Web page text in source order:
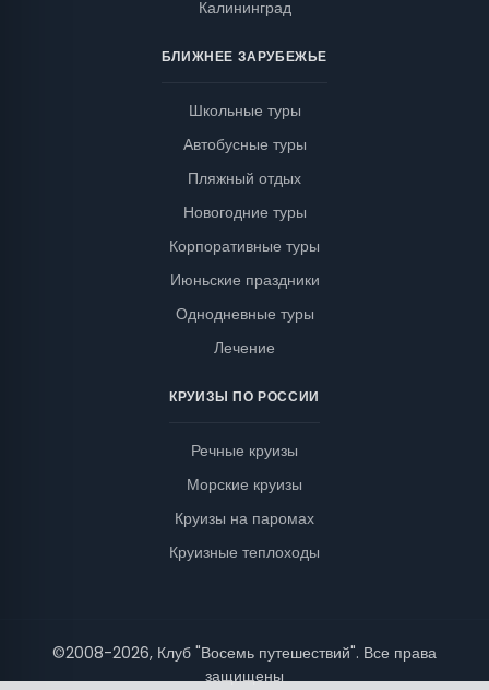
Калининград
БЛИЖНЕЕ ЗАРУБЕЖЬЕ
Школьные туры
Автобусные туры
Пляжный отдых
Новогодние туры
Корпоративные туры
Июньские праздники
Однодневные туры
Лечение
КРУИЗЫ ПО РОССИИ
Речные круизы
Морские круизы
Круизы на паромах
Круизные теплоходы
©2008-2026, Клуб "Восемь путешествий". Все права
защищены